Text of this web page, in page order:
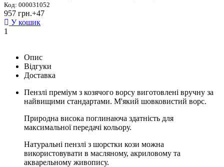
Код: 000031052
957 грн.+47
У кошик
1
Опис
Відгуки
Доставка
Пензлі преміум з козячого ворсу виготовлені вручну за
найвищими стандартами. М'який шовковистий ворс.
Природна висока поглинаюча здатність для
максимальної передачі кольору.
Натуральні пензлі з шорстки кози можна
використовувати в масляному, акриловому та
акварельному живопису.